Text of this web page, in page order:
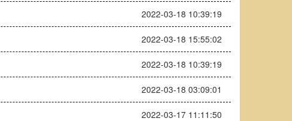
2022-03-18 10:39:19
2022-03-18 15:55:02
2022-03-18 10:39:19
2022-03-18 03:09:01
2022-03-17 11:11:50